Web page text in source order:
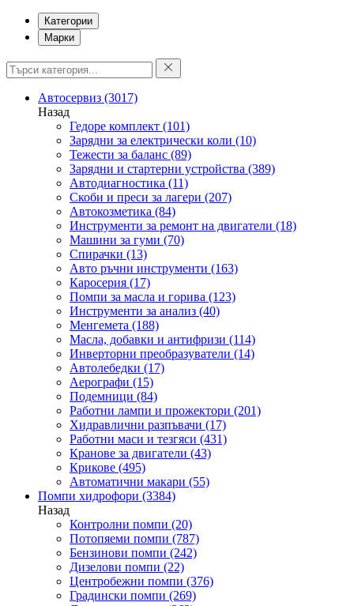
Категории
Марки
Автосервиз (3017)
Назад
Гедоре комплект (101)
Зарядни за електрически коли (10)
Тежести за баланс (89)
Зарядни и стартерни устройства (389)
Автодиагностика (11)
Скоби и преси за лагери (207)
Автокозметика (84)
Инструменти за ремонт на двигатели (18)
Машини за гуми (70)
Спирачки (13)
Авто ръчни инструменти (163)
Каросерия (17)
Помпи за масла и горива (123)
Инструменти за анализ (40)
Менгемета (188)
Масла, добавки и антифризи (114)
Инверторни преобразуватели (14)
Автолебедки (17)
Аерографи (15)
Подемници (84)
Работни лампи и прожектори (201)
Хидравлични разпъвачи (17)
Работни маси и тезгяси (431)
Кранове за двигатели (43)
Крикове (495)
Автоматични макари (55)
Помпи хидрофори (3384)
Назад
Контролни помпи (20)
Потопяеми помпи (787)
Бензинови помпи (242)
Дизелови помпи (22)
Центробежни помпи (376)
Градински помпи (269)